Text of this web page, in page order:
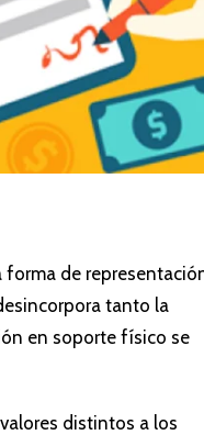
de
tanto la
en soporte físico se
distintos a los